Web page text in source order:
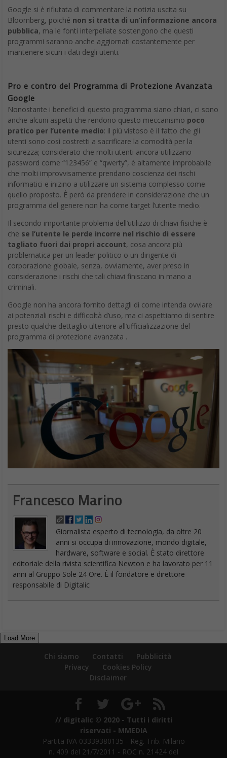
Google si è rifiutata di commentare la notizia uscita su
Bloomberg, poiché non si tratta di un’informazione ancora
pubblica, ma le fonti interpellate sostengono che questi
programmi saranno anche aggiornati costantemente per
mantenere sicuri i dati degli utenti.
Pro e contro del Programma di Protezione Avanzata
Google
Nonostante i benefici di questo programma siano chiari, ci sono
anche alcuni aspetti che rendono questo meccanismo poco
pratico per l’utente medio: il più vistoso è il fatto che gli
utenti sono così costretti a sacrificare la comodità per la
sicurezza; considerato che molti utenti ancora utilizzano
password come “123456” e “qwerty”, è altamente improbabile
che molti improvvisamente prendano coscienza dei rischi
informatici e inizino a utilizzare un sistema complesso come
quello proposto. È però da prendere in considerazione che un
programma del genere non ha come target l’utente medio.
Il secondo importante problema dell’utilizzo di chiavi fisiche è
che se l’utente le perde incorre nel rischio di essere
tagliato fuori dai propri account, cosa ancora più
problematica per un leader politico o un dirigente di
corporazione globale, senza, ovviamente, aver preso in
considerazione i rischi che tali chiavi finiscano in mano a
criminali.
Google non ha ancora fornito dettagli di come intenda ovviare
ai potenziali rischi e difficoltà d’uso, ma ci aspettiamo di sentire
presto qualche dettaglio ulteriore all’ufficializzazione del
programma di protezione avanzata .
Francesco Marino
Giornalista esperto di tecnologia, da oltre 20
anni si occupa di innovazione, mondo digitale,
hardware, software e social. È stato direttore
editoriale della rivista scientifica Newton e ha lavorato per 11
anni al Gruppo Sole 24 Ore. È il fondatore e direttore
responsabile di Digitalic
Load More
Chi siamo Contatti
Pubblicità
Privacy
Cookies Policy
Disclaimer
// digitalic © 2020 - Tutti i diritti
riservati - MMEDIA
Partita IVA 03339380135 - Reg. Trib. Milano
n. 409 del 21/7/2011 - ROC n. 21424 del